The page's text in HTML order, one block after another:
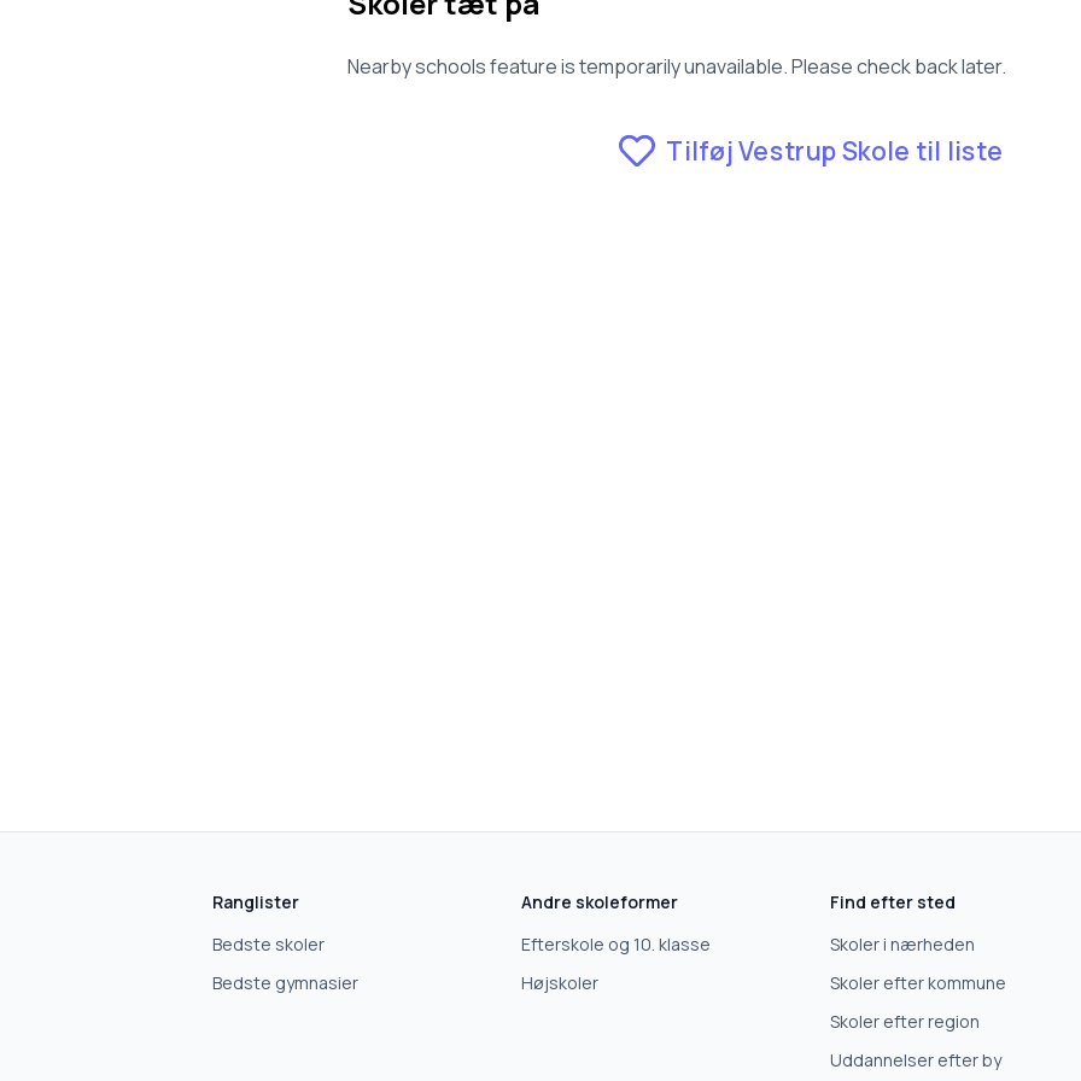
Nearby schools feature is temporarily unavailable. Please check back later.
Tilføj Vestrup Skole til liste
Vi bruger dit valg til at stille de rigtige spørgsmål.
Ranglister
Bedste skoler
Bedste gymnasier
Andre skoleformer
Efterskole og 10. klasse
Højskoler
Find efter sted
Skoler i nærheden
Skoler efter kommune
Skoler efter region
Uddannelser efter by